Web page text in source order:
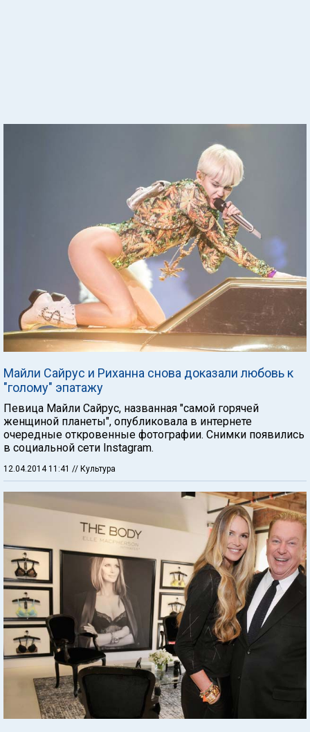
Майли Сайрус и Риханна снова доказали любовь к
"голому" эпатажу
Певица Майли Сайрус, названная "самой горячей
женщиной планеты", опубликовала в интернете
очередные откровенные фотографии. Снимки появились
в социальной сети Instagram.
12.04.2014 11:41 // Культура